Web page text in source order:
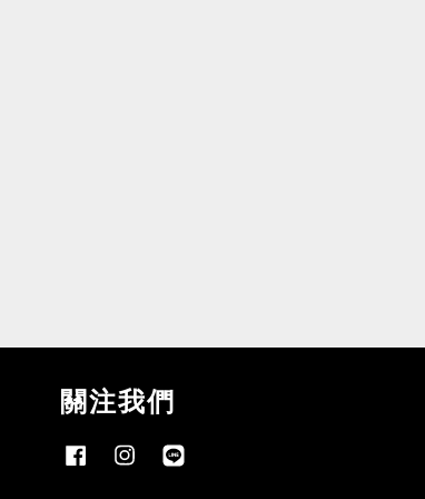
關注我們
FacebookInstagram